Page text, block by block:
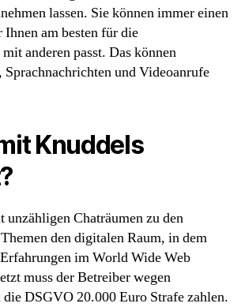
lassen. Sie können immer einen
am besten für die
anderen passt. Das können
und Videoanrufe
Knuddels
unzähligen Chaträumen zu den
den digitalen Raum, in dem
im World Wide Web
muss der Betreiber wegen
die DSGVO 20.000 Euro Strafe zahlen.